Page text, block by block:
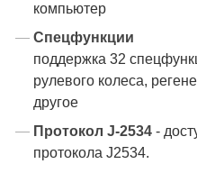
компьютер
Спецфункции
поддержка 32
рулевого колеса,
другое
Протокол J-2534 -
протокола J2534.